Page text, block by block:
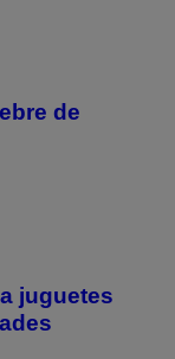
de
juguetes